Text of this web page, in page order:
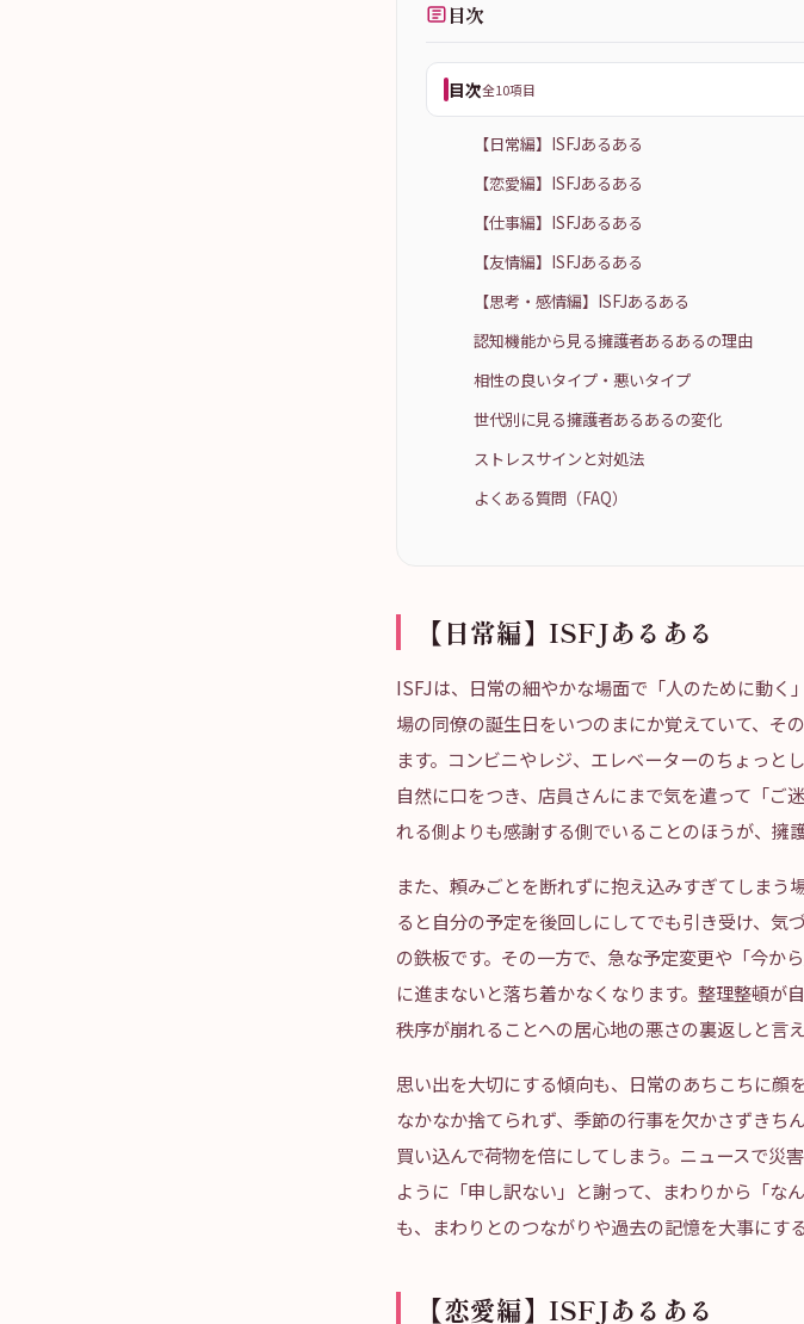
目次
目次全10項目
【日常編】ISFJあるある
【恋愛編】ISFJあるある
【仕事編】ISFJあるある
【友情編】ISFJあるある
【思考・感情編】ISFJあるある
認知機能から見る擁護者あるあるの理由
相性の良いタイプ・悪いタイプ
世代別に見る擁護者あるあるの変化
ストレスサインと対処法
よくある質問（FAQ）
【日常編】ISFJあるある
ISFJは、日常の細やかな場面で「人のために動
場の同僚の誕生日をいつのまにか覚えていて、そ
ます。コンビニやレジ、エレベーターのちょっ
自然に口をつき、店員さんにまで気を遣って「ご
れる側よりも感謝する側でいることのほうが、擁
また、頼みごとを断れずに抱え込みすぎてしまう
ると自分の予定を後回しにしてでも引き受け、気
の鉄板です。その一方で、急な予定変更や「今か
に進まないと落ち着かなくなります。整理整頓が
秩序が崩れることへの居心地の悪さの裏返しと言え
思い出を大切にする傾向も、日常のあちこちに顔
なかなか捨てられず、季節の行事を欠かさずきち
買い込んで荷物を倍にしてしまう。ニュースで災
ように「申し訳ない」と謝って、まわりから「な
も、まわりとのつながりや過去の記憶を大事にす
【恋愛編】ISFJあるある